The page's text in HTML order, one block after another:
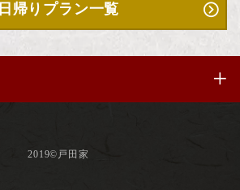
日帰りプラン一覧
2019©戸田家